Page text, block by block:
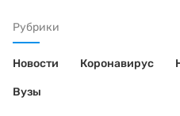
Рубрики
Новости Коронавирус
Вузы